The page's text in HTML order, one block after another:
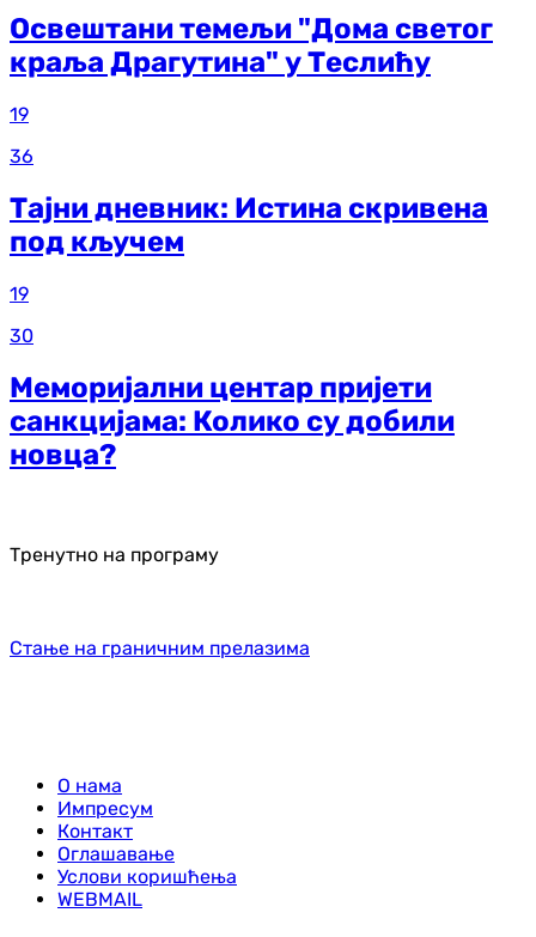
Освештани темељи "Дома светог
краља Драгутина" у Теслићу
19
36
Тајни дневник: Истина скривена
под кључем
19
30
Меморијални центар пријети
санкцијама: Колико су добили
новца?
Тренутно на програму
Стање на граничним прелазима
О нама
Импресум
Контакт
Оглашавање
Услови коришћења
WEBMAIL